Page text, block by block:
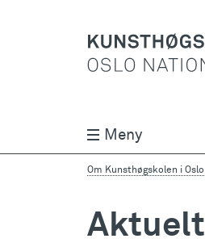
Meny
Om Kunsthøgskolen i Oslo
Aktuelt